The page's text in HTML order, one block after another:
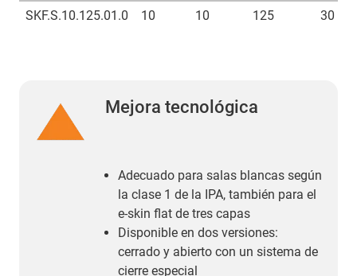
SKF.S.10.125.01.0 10 10 125 30
Mejora tecnológica
Adecuado para salas blancas según
la clase 1 de la IPA, también para el
e-skin flat de tres capas
Disponible en dos versiones:
cerrado y abierto con un sistema de
cierre especial